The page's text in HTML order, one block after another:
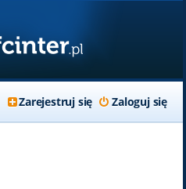
Zaloguj się
Zarejestruj się